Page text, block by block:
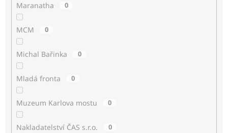
Maranatha 0
MCM 0
Michal Bařinka 0
Mladá fronta 0
Muzeum Karlova mostu 0
Nakladatelství ČAS s.r.o. 0